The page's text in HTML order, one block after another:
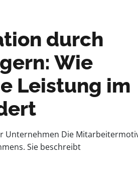
durch
Wie
Leistung im
Die
Sie beschreibt